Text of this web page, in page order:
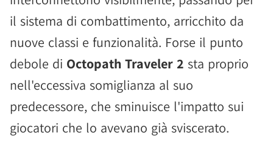
il sistema di combattimento, arricchito da
nuove classi e funzionalità. Forse il punto
debole di Octopath Traveler 2 sta proprio
nell'eccessiva somiglianza al suo
predecessore, che sminuisce l'impatto sui
giocatori che lo avevano già sviscerato.